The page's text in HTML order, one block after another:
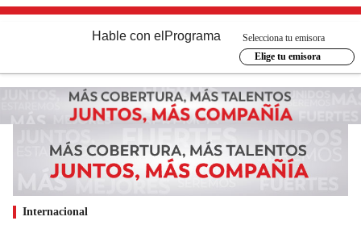
Hable con el Programa
Selecciona tu emisora
Elige tu emisora
Internacional